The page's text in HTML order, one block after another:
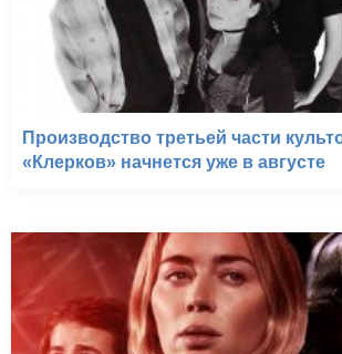
Производство третьей части
«Клерков» начнется уже в августе